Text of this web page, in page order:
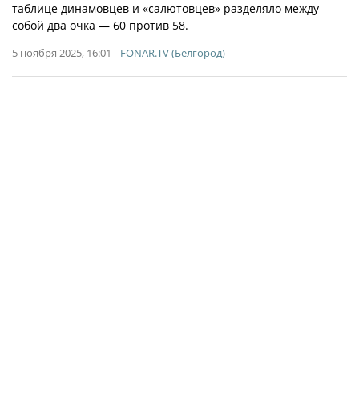
таблице динамовцев и «салютовцев» разделяло между
собой два очка — 60 против 58.
5 ноября 2025, 16:01 FONAR.TV (Белгород)